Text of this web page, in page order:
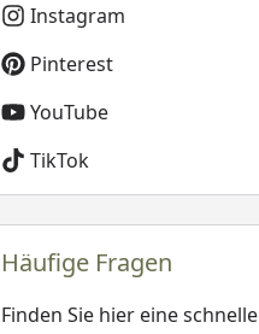
Instagram
Pinterest
YouTube
TikTok
Häufige Fragen
Finden Sie hier eine schnelle